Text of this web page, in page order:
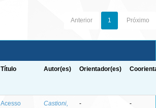
Anterior 1 Próximo
Título Autor(es) Orientador(es)
Acesso
Castioni,
- -